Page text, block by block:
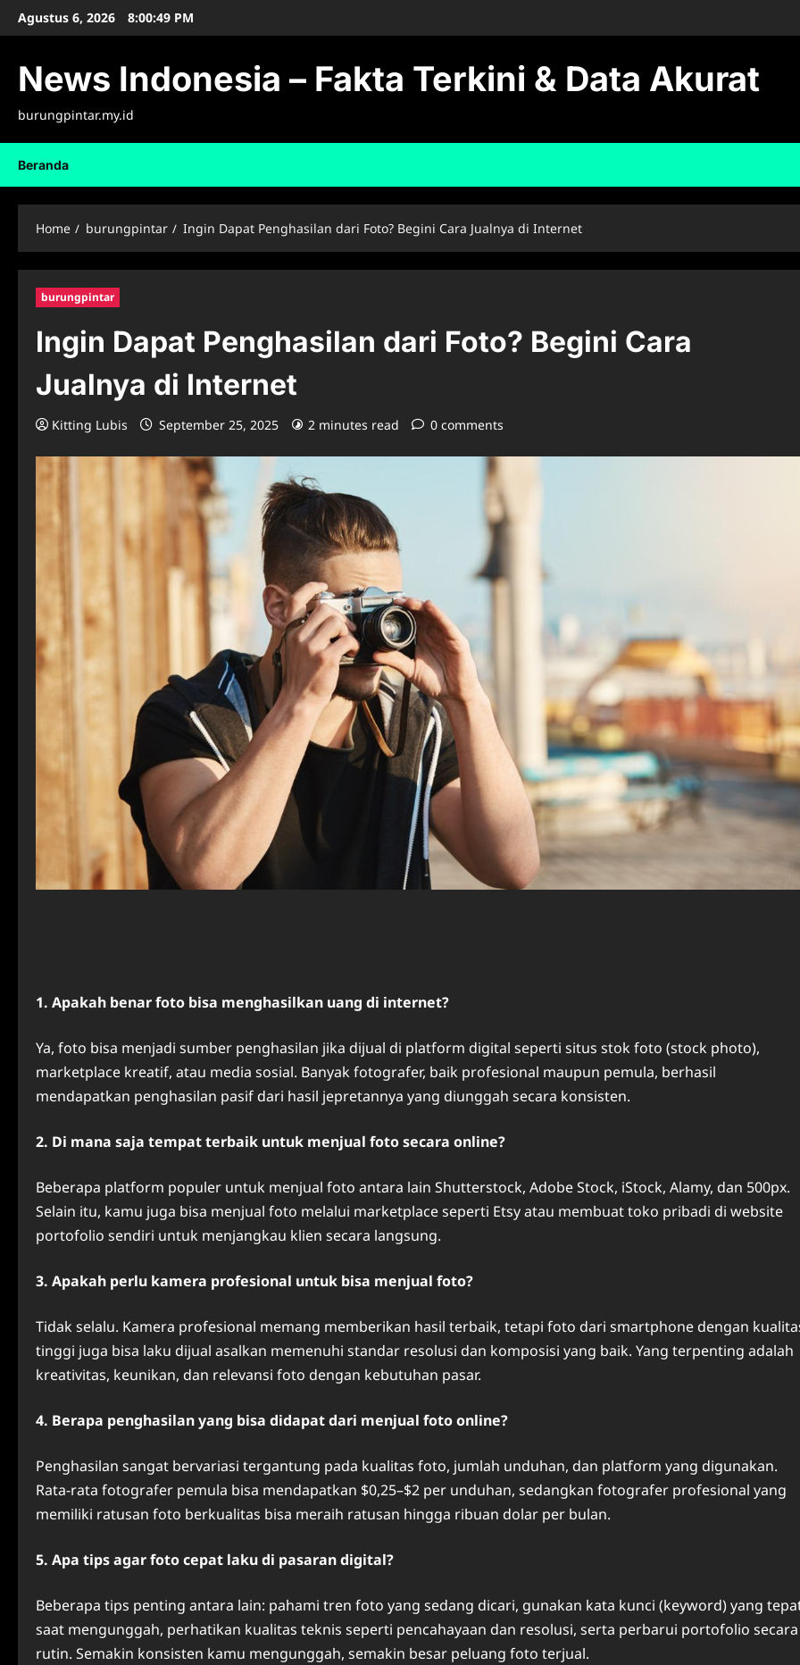
SkipAgustus 6, 2026 8:00:50 PM
News Indonesia – Fakta Terkini & Data Akurat
burungpintar.my.id
Beranda
Home burungpintar Ingin Dapat Penghasilan dari Foto? Begini Cara Jualnya di Internet
burungpintar
Ingin Dapat Penghasilan dari Foto? Begini Cara
Jualnya di Internet
Kitting Lubis September 25, 2025 2 minutes read 0 comments
1. Apakah benar foto bisa menghasilkan uang di internet?
Ya, foto bisa menjadi sumber penghasilan jika dijual di platform digital seperti situs stok foto (stock photo),
marketplace kreatif, atau media sosial. Banyak fotografer, baik profesional maupun pemula, berhasil
mendapatkan penghasilan pasif dari hasil jepretannya yang diunggah secara konsisten.
2. Di mana saja tempat terbaik untuk menjual foto secara online?
Beberapa platform populer untuk menjual foto antara lain Shutterstock, Adobe Stock, iStock, Alamy, dan 500px.
Selain itu, kamu juga bisa menjual foto melalui marketplace seperti Etsy atau membuat toko pribadi di website
portofolio sendiri untuk menjangkau klien secara langsung.
3. Apakah perlu kamera profesional untuk bisa menjual foto?
Tidak selalu. Kamera profesional memang memberikan hasil terbaik, tetapi foto dari smartphone dengan
tinggi juga bisa laku dijual asalkan memenuhi standar resolusi dan komposisi yang baik. Yang terpenting adalah
kreativitas, keunikan, dan relevansi foto dengan kebutuhan pasar.
4. Berapa penghasilan yang bisa didapat dari menjual foto online?
Penghasilan sangat bervariasi tergantung pada kualitas foto, jumlah unduhan, dan platform yang digunakan.
Rata-rata fotografer pemula bisa mendapatkan $0,25–$2 per unduhan, sedangkan fotografer profesional yang
memiliki ratusan foto berkualitas bisa meraih ratusan hingga ribuan dolar per bulan.
5. Apa tips agar foto cepat laku di pasaran digital?
Beberapa tips penting antara lain: pahami tren foto yang sedang dicari, gunakan kata kunci (keyword) yang
saat mengunggah, perhatikan kualitas teknis seperti pencahayaan dan resolusi, serta perbarui portofolio secara
rutin. Semakin konsisten kamu mengunggah, semakin besar peluang foto terjual.